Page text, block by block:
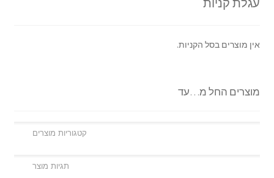
אין מוצרים בסל הקניות.
מוצרים החל מ…עד